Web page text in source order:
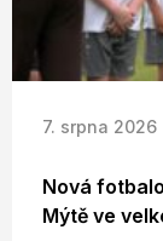
7. srpna 2026
Nová
Mýtě ve